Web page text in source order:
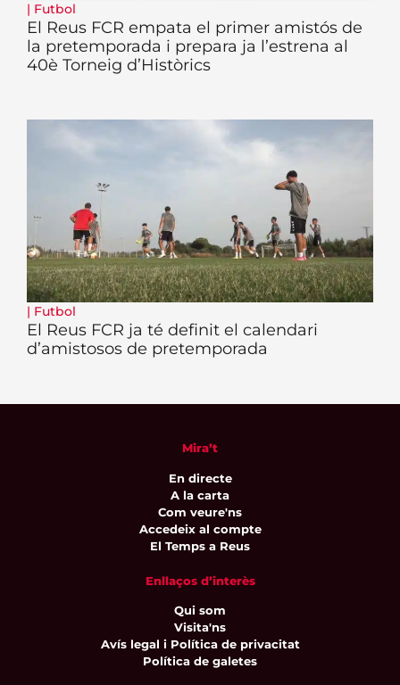
| Futbol
El Reus FCR empata el primer amistós de
la pretemporada i prepara ja l’estrena al
40è Torneig d’Històrics
| Futbol
El Reus FCR ja té definit el calendari
d’amistosos de pretemporada
Mira’t
En directe
A la carta
Com veure'ns
Accedeix al compte
El Temps a Reus
Enllaços d’interès
Qui som
Visita'ns
Avís legal i Política de privacitat
Política de galetes